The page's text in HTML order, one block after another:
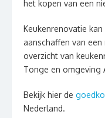
het kopen van een
Keukenrenovatie
aanschaffen van
overzicht van
Tonge en omgeving
Bekijk hier de
Nederland.